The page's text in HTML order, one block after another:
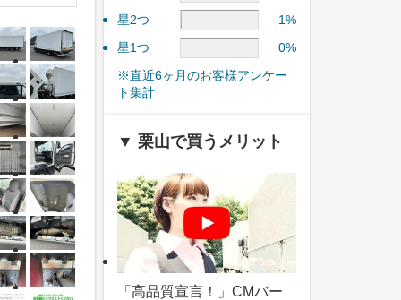
星2つ
1%
星1つ
0%
※直近6ヶ月のお客様アンケー
ト集計
▼ 栗山で買うメリット
「高品質宣言！」CMバー